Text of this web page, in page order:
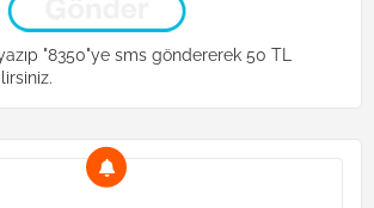
"8350"ye sms göndererek 50 TL